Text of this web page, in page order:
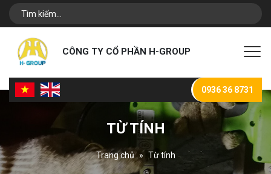
CÔNG TY CỔ PHẦN H-GROUP
0936 36 8731
TỪ TÍNH
Trang chủ Từ tính